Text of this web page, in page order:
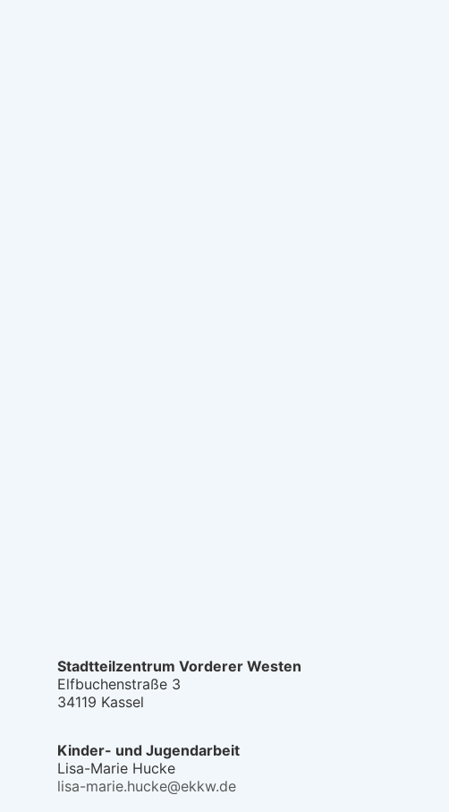
Stadtteilzentrum Vorderer Westen
Elfbuchenstraße 3
34119 Kassel
Kinder- und Jugendarbeit
Lisa-Marie Hucke
lisa-marie.hucke@ekkw.de